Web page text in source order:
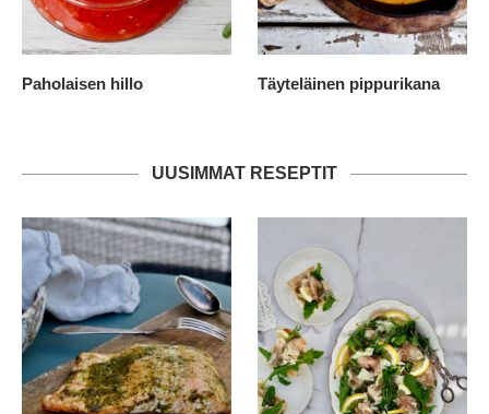
Paholaisen hillo Täyteläinen pippurikana
UUSIMMAT RESEPTIT